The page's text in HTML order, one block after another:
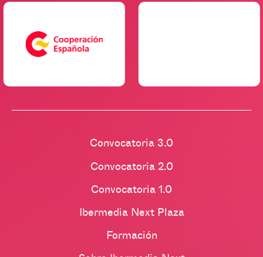
Convocatoria 3.0
Convocatoria 2.0
Convocatoria 1.0
Ibermedia Next Plaza
Formación